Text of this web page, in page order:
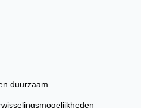
duurzaam.